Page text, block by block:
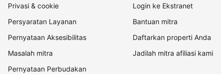
Privasi & cookie
Persyaratan Layanan
Pernyataan Aksesibilitas
Masalah mitra
Pernyataan Perbudakan
Login ke Ekstranet
Bantuan mitra
Daftarkan properti Anda
Jadilah mitra afiliasi kami